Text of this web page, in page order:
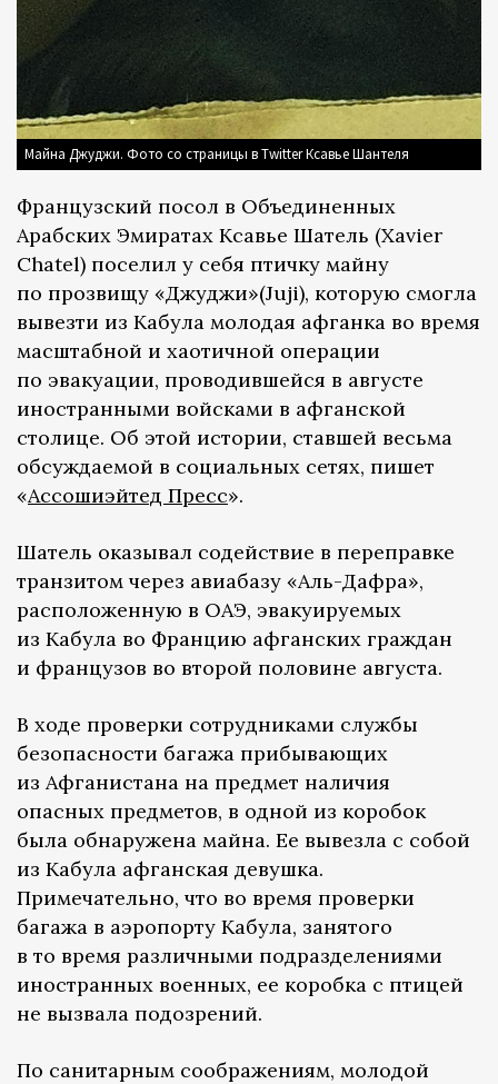
Майна Джуджи. Фото со страницы в Twitter Ксавье Шантеля
Французский посол в Объединенных
Арабских Эмиратах Ксавье Шатель (Xavier
Chatel) поселил у себя птичку майну
по прозвищу «Джуджи»(Juji), которую смогла
вывезти из Кабула молодая афганка во время
масштабной и хаотичной операции
по эвакуации, проводившейся в августе
иностранными войсками в афганской
столице. Об этой истории, ставшей весьма
обсуждаемой в социальных сетях, пишет
«Ассошиэйтед Пресс».
Шатель оказывал содействие в переправке
транзитом через авиабазу «Аль-Дафра»,
расположенную в ОАЭ, эвакуируемых
из Кабула во Францию афганских граждан
и французов во второй половине августа.
В ходе проверки сотрудниками службы
безопасности багажа прибывающих
из Афганистана на предмет наличия
опасных предметов, в одной из коробок
была обнаружена майна. Ее вывезла с собой
из Кабула афганская девушка.
Примечательно, что во время проверки
багажа в аэропорту Кабула, занятого
в то время различными подразделениями
иностранных военных, ее коробка с птицей
не вызвала подозрений.
По санитарным соображениям, молодой